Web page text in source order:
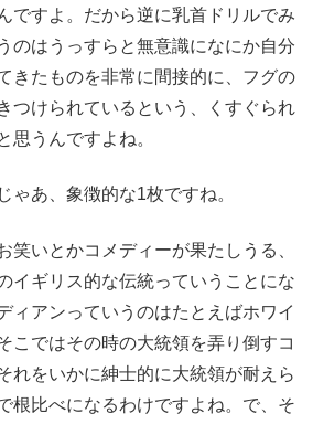
ですよ。だから逆に乳首ドリルでみ
のはうっすらと無意識になにか自分
きたものを非常に間接的に、フグの
つけられているという、くすぐられ
思うんですよね。
ゃあ、象徴的な1枚ですね。
笑いとかコメディーが果たしうる、
イギリス的な伝統っていうことにな
ィアンっていうのはたとえばホワイ
こではその時の大統領を弄り倒すコ
れをいかに紳士的に大統領が耐えら
根比べになるわけですよね。で、そ